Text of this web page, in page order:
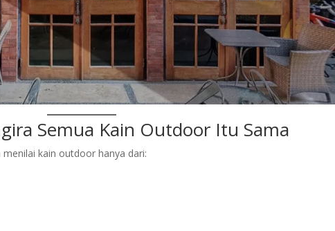
Semua Kain Outdoor Itu Sama
kain outdoor hanya dari: